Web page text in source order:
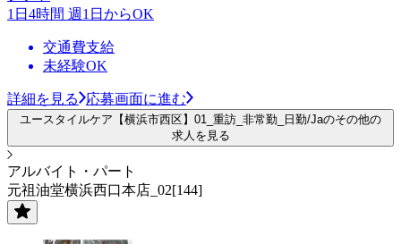
1日4時間 週1日からOK
交通費支給
未経験OK
詳細を見る 応募画面に進む
ユースタイルケア【横浜市西区】01_重訪_非常勤_日勤/Jaのその他の
求人を見る
アルバイト・パート
元祖油堂横浜西口本店_02[144]